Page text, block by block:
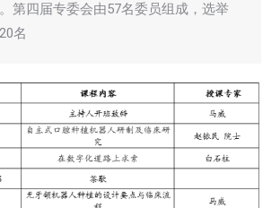
第四届专委会由57名委员组成，选举
名